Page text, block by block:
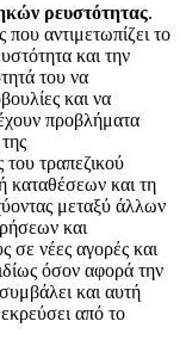
ρευστότητας.
αντιμετωπίζει το
και την
του να
και να
προβλήματα
τραπεζικού
καταθέσεων και τη
μεταξύ άλλων
και
σε νέες αγορές και
όσον αφορά την
και αυτή
από το